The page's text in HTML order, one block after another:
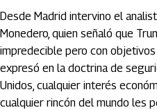
Desde Madrid intervino el
Monedero, quien señaló que
impredecible pero con objetivos
expresó en la doctrina de
Unidos, cualquier interés
cualquier rincón del mundo les